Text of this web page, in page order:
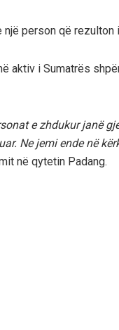
person që rezulton
aktiv i Sumatrës
e zhdukur janë
Ne jemi ende në
në qytetin Padang.